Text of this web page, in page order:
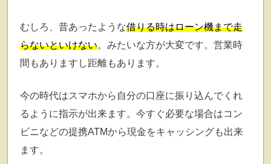
むしろ、昔あったような借りる時はローン機まで走
らないといけない。みたいな方が大変です。営業時
間もありますし距離もあります。
今の時代はスマホから自分の口座に振り込んでくれ
るように指示が出来ます。今すぐ必要な場合はコン
ビニなどの提携ATMから現金をキャッシングも出来
ます。